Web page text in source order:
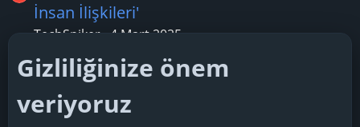
İnsan İlişkileri'
TechSpiker 4 Mart 2025
Konu 'Apple, en son iOS 18.3 beta
sürümündeki haberler için bildirim
Gizliliğinize önem
veriyoruz